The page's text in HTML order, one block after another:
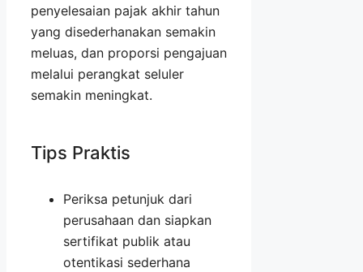
penyelesaian pajak akhir tahun
yang disederhanakan semakin
meluas, dan proporsi pengajuan
melalui perangkat seluler
semakin meningkat.
Tips Praktis
Periksa petunjuk dari
perusahaan dan siapkan
sertifikat publik atau
otentikasi sederhana